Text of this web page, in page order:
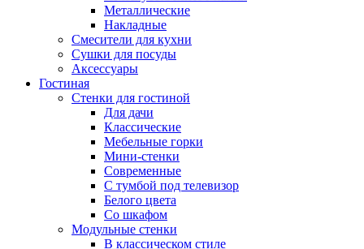
Металлические
Накладные
Смесители для кухни
Сушки для посуды
Аксессуары
Гостиная
Стенки для гостиной
Для дачи
Классические
Мебельные горки
Мини-стенки
Современные
С тумбой под телевизор
Белого цвета
Со шкафом
Модульные стенки
В классическом стиле